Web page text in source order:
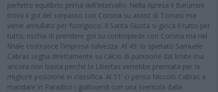
perfetto equilibrio prima dell'intervallo. Nella ripresa il Barumini
trova il gol del sorpasso con Corona su assist di Tomasi ma
viene annullato per fuorigioco. Il Santa Giusta si gioca il tutto per
tutto, rischia di prendere gol su contropiede con Corona ma nel
finale costruisce l'impresa-salvezza. Al 45' lo spietato Samuele
Cabras segna direttamente su calcio di punizione dal limite ma
ancora non basta perché la Libertas verrebbe premiata per la
migliore posizione in classifica. Al 51' ci pensa Niccolò Cabras a
mandare in Paradiso i gialloverdi con una sventola dalla